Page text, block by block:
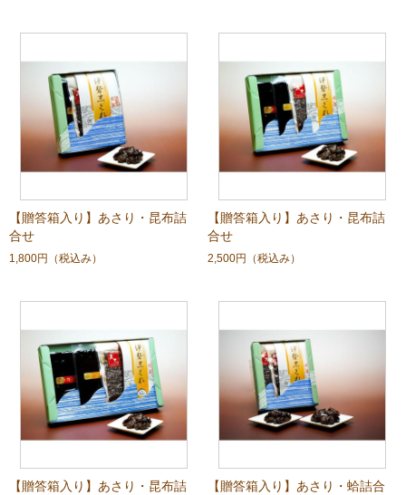
【贈答箱入り】あさり・昆布詰
合せ
1,800円 （税込み）
【贈答箱入り】あさり・昆布詰
合せ
2,500円 （税込み）
【贈答箱入り】あさり・昆布詰
【贈答箱入り】あさり・蛤詰合